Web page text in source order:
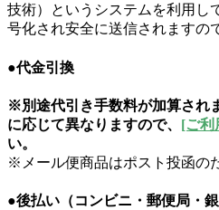
技術）というシステムを利用し
号化され安全に送信されますの
●代金引換
※別途代引き手数料が加算され
に応じて異なりますので、 [ご利
い。
※メール便商品はポスト投函の
●後払い（コンビニ・郵便局・